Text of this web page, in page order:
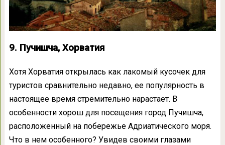
9. Пучишча, Хорватия
Хотя Хорватия открылась как лакомый кусочек для
туристов сравнительно недавно, ее популярность в
настоящее время стремительно нарастает. В
особенности хорош для посещения город Пучишча,
расположенный на побережье Адриатического моря.
Что в нем особенного? Увидев своими глазами